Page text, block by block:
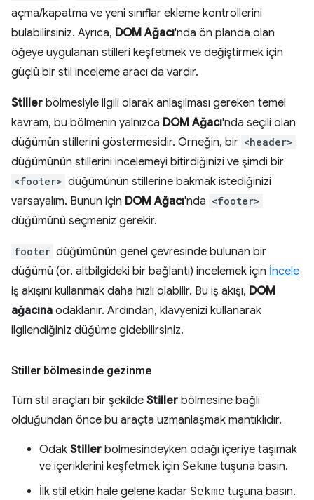
açma/kapatma ve yeni sınıflar ekleme kontrollerini
bulabilirsiniz. Ayrıca, DOM Ağacı'nda ön planda olan
öğeye uygulanan stilleri keşfetmek ve değiştirmek için
güçlü bir stil inceleme aracı da vardır.
Stiller bölmesiyle ilgili olarak anlaşılması gereken temel
kavram, bu bölmenin yalnızca DOM Ağacı'nda seçili olan
düğümün stillerini göstermesidir. Örneğin, bir <header>
düğümünün stillerini incelemeyi bitirdiğinizi ve şimdi bir
<footer> düğümünün stillerine bakmak istediğinizi
varsayalım. Bunun için DOM Ağacı'nda <footer>
düğümünü seçmeniz gerekir.
footer düğümünün genel çevresinde bulunan bir
düğümü (ör. altbilgideki bir bağlantı) incelemek için İncele
iş akışını kullanmak daha hızlı olabilir. Bu iş akışı, DOM
ağacına odaklanır. Ardından, klavyenizi kullanarak
ilgilendiğiniz düğüme gidebilirsiniz.
Stiller bölmesinde gezinme
Tüm stil araçları bir şekilde Stiller bölmesine bağlı
olduğundan önce bu araçta uzmanlaşmak mantıklıdır.
Odak Stiller bölmesindeyken odağı içeriye taşımak
ve içeriklerini keşfetmek için Sekme tuşuna basın.
İlk stil etkin hale gelene kadar Sekme tuşuna basın.